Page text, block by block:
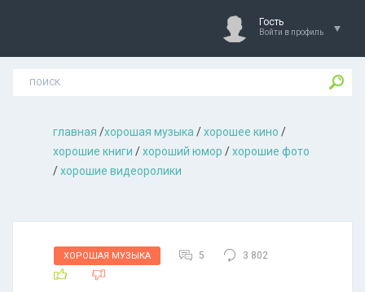
Гость
Войти в профиль
главная /хорошая музыкa /хорошее кино /
хорошие книги /хороший юмор /хорошие фото
/хорошие видеоролики
ХОРОШАЯ МУЗЫКА 5 3 802